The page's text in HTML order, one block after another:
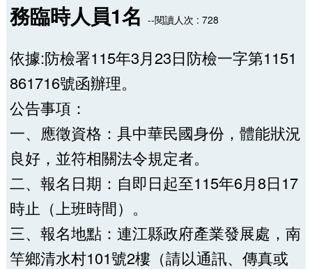
務臨時人員1名 --閱讀人次 : 728
依據:防檢署115年3月23日防檢一字第1151
861716號函辦理。
公告事項：
一、應徵資格：具中華民國身份，體能狀況
良好，並符相關法令規定者。
二、報名日期：自即日起至115年6月8日17
時止（上班時間）。
三、報名地點：連江縣政府產業發展處，南
竿鄉清水村101號2樓（請以通訊、傳真或